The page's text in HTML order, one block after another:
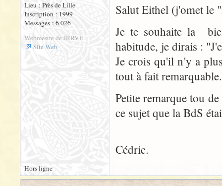
Lieu : Près de Lille
Inscription : 1999
Messages : 6 026
Webmestre de JRRVF
Site Web
Salut Eithel (j'omet le
Je te souhaite la
habitude, je dirais :
Je crois qu'il n'y a
tout à fait
Petite remarque tou
ce sujet que la BdS
Cédric.
Hors ligne